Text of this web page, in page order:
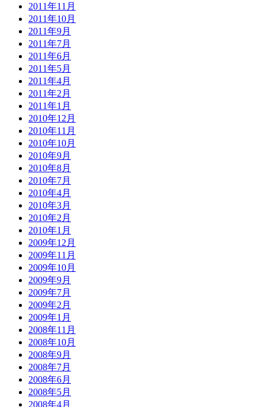
2011年11月
2011年10月
2011年9月
2011年7月
2011年6月
2011年5月
2011年4月
2011年2月
2011年1月
2010年12月
2010年11月
2010年10月
2010年9月
2010年8月
2010年7月
2010年4月
2010年3月
2010年2月
2010年1月
2009年12月
2009年11月
2009年10月
2009年9月
2009年7月
2009年2月
2009年1月
2008年11月
2008年10月
2008年9月
2008年7月
2008年6月
2008年5月
2008年4月